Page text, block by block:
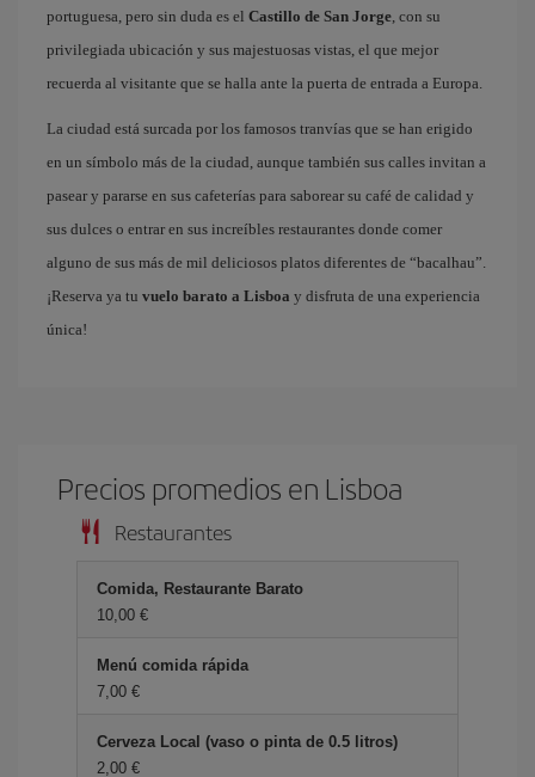
portuguesa, pero sin duda es el Castillo de San Jorge, con su
privilegiada ubicación y sus majestuosas vistas, el que mejor
recuerda al visitante que se halla ante la puerta de entrada a Europa.
La ciudad está surcada por los famosos tranvías que se han erigido
en un símbolo más de la ciudad, aunque también sus calles invitan a
pasear y pararse en sus cafeterías para saborear su café de calidad y
sus dulces o entrar en sus increíbles restaurantes donde comer
alguno de sus más de mil deliciosos platos diferentes de “bacalhau”.
¡Reserva ya tu vuelo barato a Lisboa y disfruta de una experiencia
única!
Precios promedios en Lisboa
Restaurantes
Comida, Restaurante Barato
10,00
Menú comida rápida
7,00
Cerveza Local (vaso o pinta de 0.5 litros)
2,00